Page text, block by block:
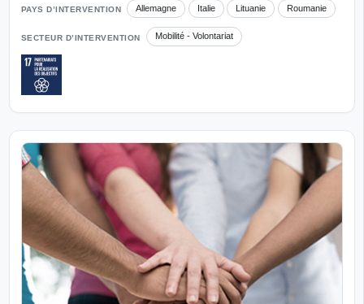
PAYS D’INTERVENTION Allemagne Italie Lituanie Roumanie
SECTEUR D’INTERVENTION Mobilité - Volontariat